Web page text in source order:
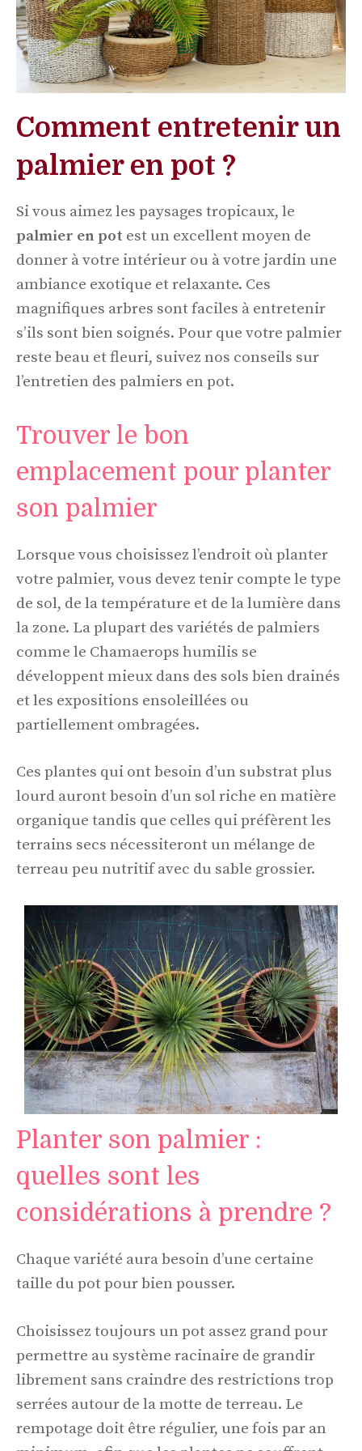
Comment entretenir un
palmier en pot ?
Si vous aimez les paysages tropicaux, le
palmier en pot est un excellent moyen de
donner à votre intérieur ou à votre jardin une
ambiance exotique et relaxante. Ces
magnifiques arbres sont faciles à entretenir
s’ils sont bien soignés. Pour que votre palmier
reste beau et fleuri, suivez nos conseils sur
l’entretien des palmiers en pot.
Trouver le bon
emplacement pour planter
son palmier
Lorsque vous choisissez l’endroit où planter
votre palmier, vous devez tenir compte le type
de sol, de la température et de la lumière dans
la zone. La plupart des variétés de palmiers
comme le Chamaerops humilis se
développent mieux dans des sols bien drainés
et les expositions ensoleillées ou
partiellement ombragées.
Ces plantes qui ont besoin d’un substrat plus
lourd auront besoin d’un sol riche en matière
organique tandis que celles qui préfèrent les
terrains secs nécessiteront un mélange de
terreau peu nutritif avec du sable grossier.
Planter son palmier :
quelles sont les
considérations à prendre ?
Chaque variété aura besoin d’une certaine
taille du pot pour bien pousser.
Choisissez toujours un pot assez grand pour
permettre au système racinaire de grandir
librement sans craindre des restrictions trop
serrées autour de la motte de terreau. Le
rempotage doit être régulier, une fois par an